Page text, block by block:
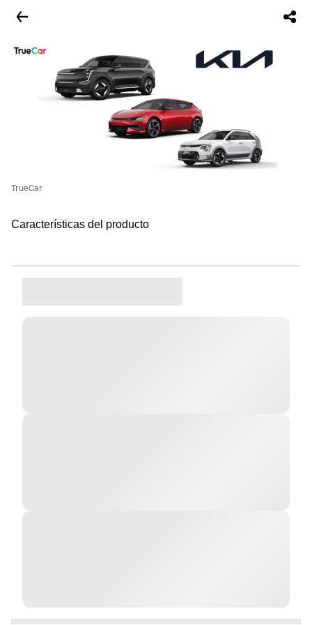
TrueCar
Características del producto